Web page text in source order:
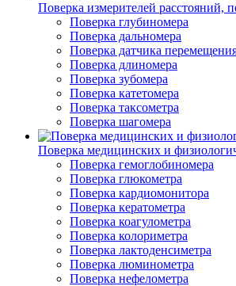
Поверка измерителей расстояний,
Поверка глубиномера
Поверка дальномера
Поверка датчика
Поверка длиномера
Поверка зубомера
Поверка катетомера
Поверка таксометра
Поверка шагомера
Поверка медицинских и
Поверка гемоглобиномера
Поверка глюкометра
Поверка кардиомонитора
Поверка кератометра
Поверка коагулометра
Поверка колориметра
Поверка лактоденсиметра
Поверка люминометра
Поверка нефелометра